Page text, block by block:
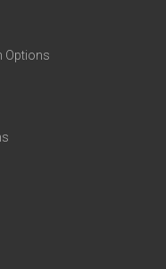
Options